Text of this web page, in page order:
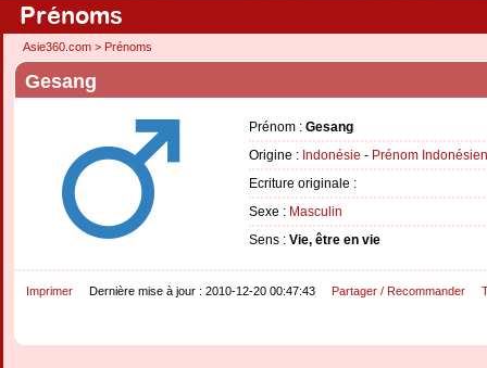
Prénoms
Asie360.com > Prénoms
Gesang
Prénom : Gesang
Origine : Indonésie - Prénom Indonésien
Ecriture originale :
Sexe : Masculin
Sens : Vie, être en vie
Imprimer Dernière mise à jour : 2010-12-20 00:47:43 Partager / Recommander